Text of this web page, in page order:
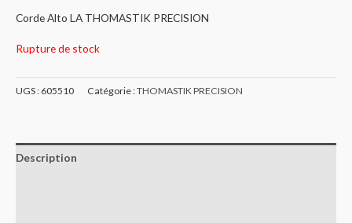
Corde Alto LA THOMASTIK PRECISION
Rupture de stock
UGS : 605510 Catégorie :THOMASTIK PRECISION
Description